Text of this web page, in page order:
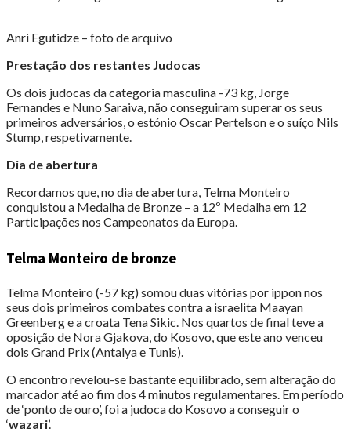
Anri Egutidze – foto de arquivo
Prestação dos restantes Judocas
Os dois judocas da categoria masculina -73 kg, Jorge
Fernandes e Nuno Saraiva, não conseguiram superar os seus
primeiros adversários, o estónio Oscar Pertelson e o suíço Nils
Stump, respetivamente.
Dia de abertura
Recordamos que, no dia de abertura, Telma Monteiro
conquistou a Medalha de Bronze – a 12º Medalha em 12
Participações nos Campeonatos da Europa.
Telma Monteiro de bronze
Telma Monteiro (-57 kg) somou duas vitórias por ippon nos
seus dois primeiros combates contra a israelita Maayan
Greenberg e a croata Tena Sikic. Nos quartos de final teve a
oposição de Nora Gjakova, do Kosovo, que este ano venceu
dois Grand Prix (Antalya e Tunis).
O encontro revelou-se bastante equilibrado, sem alteração do
marcador até ao fim dos 4 minutos regulamentares. Em período
de ‘ponto de ouro’, foi a judoca do Kosovo a conseguir o
‘wazari’.